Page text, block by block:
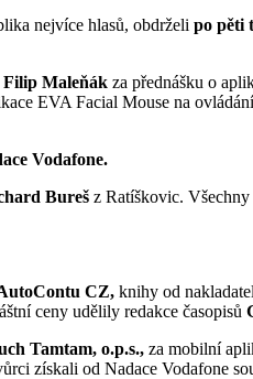
nejvíce hlasů, obdrželi po pěti
Filip Maleňák za přednášku o
EVA Facial Mouse na
Vodafone.
Bureš z Ratíškovic.
CZ, knihy od
ceny udělily redakce časopisů
Tamtam, o.p.s., za mobilní
získali od Nadace Vodafone